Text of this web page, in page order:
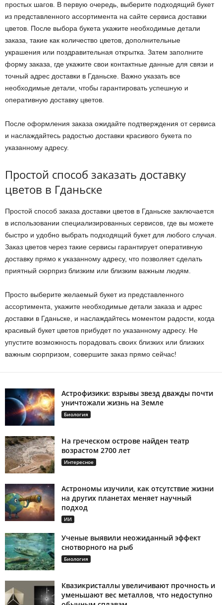
простых шагов. В первую очередь, выберите подходящий букет
из представленного ассортимента на сайте сервиса доставки
цветов. После выбора букета укажите необходимые детали
заказа, такие как количество цветов, дополнительные
украшения или поздравительная открытка. Затем заполните
форму заказа, где укажите свои контактные данные для связи и
точный адрес доставки в Гданьске. Важно указать все
необходимые детали, чтобы гарантировать успешную и
оперативную доставку цветов.
После оформления заказа ожидайте подтверждения от сервиса
и наслаждайтесь радостью доставки красивого букета по
указанному адресу.
Простой способ заказать доставку
цветов в Гданьске
Простой способ заказа доставки цветов в Гданьске заключается
в использовании специализированных сервисов, где вы можете
быстро и удобно выбрать подходящий букет для любого случая.
Заказ цветов через такие сервисы гарантирует оперативную
доставку прямо к указанному адресу, что позволяет сделать
приятный сюрприз близким или близким важным людям.
Просто выберите желаемый букет из представленного
ассортимента, укажите необходимые детали заказа и адрес
доставки в Гданьске, и наслаждайтесь моментом радости, когда
красивый букет цветов прибудет по указанному адресу. Не
упустите возможность порадовать своих близких или близких
важным сюрпризом, совершите заказ прямо сейчас!
Астрофизики: взрывы звезд дважды почти
уничтожали жизнь на Земле
Биология
На греческом острове найден театр
возрастом 2700 лет
Интересное
Астрономы изучили, как отсутствие жизни
на других планетах меняет научный
подход
ИИ
Ученые выявили неожиданный эффект
снотворного на рыб
Биология
Квазикристаллы увеличивают прочность и
уменьшают вес металлов, что недоступно